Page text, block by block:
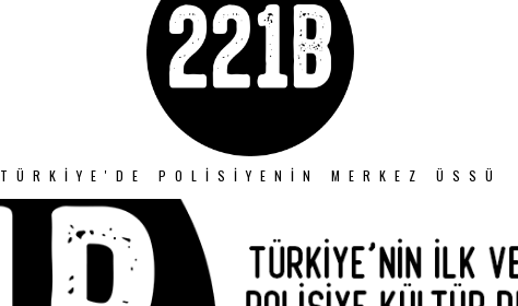
TÜRKIYE'DE POLISIYENIN MERKEZ ÜSSÜ